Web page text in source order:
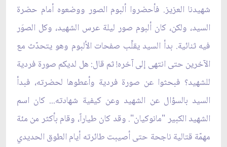
شهيدنا العزيز. فأحضروا ألبوم الصور ووضعوه أمام حضرة
السيد، ولكن، كان ألبوم صور ليلة عرس الشهيد، وكل الصوَر
فيه ثنائية. بدأ السيد يقلِّب صفحات الألبوم وهو يتحدّث مع
الآخرين حتى انتهى إلى آخره! ثم قال: هل لديكم صورة فردية
للشهيد؟ فبحثوا عن صورة فردية وأعطوها لحضرته، فبدأ
السيد بالسؤال عن الشهيد وعن كيفية شهادته... كان اسم
الشهيد الكبير "مانوكيان". وقد كان طياراً، وقام بأكثر من مئة
مهمّة قتالية ناجحة حتى أصيبت طائرته أيام الطوق الحديدي